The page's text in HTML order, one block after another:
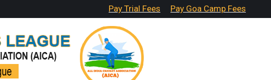
Pay Trial Fees Pay Goa Camp Fees